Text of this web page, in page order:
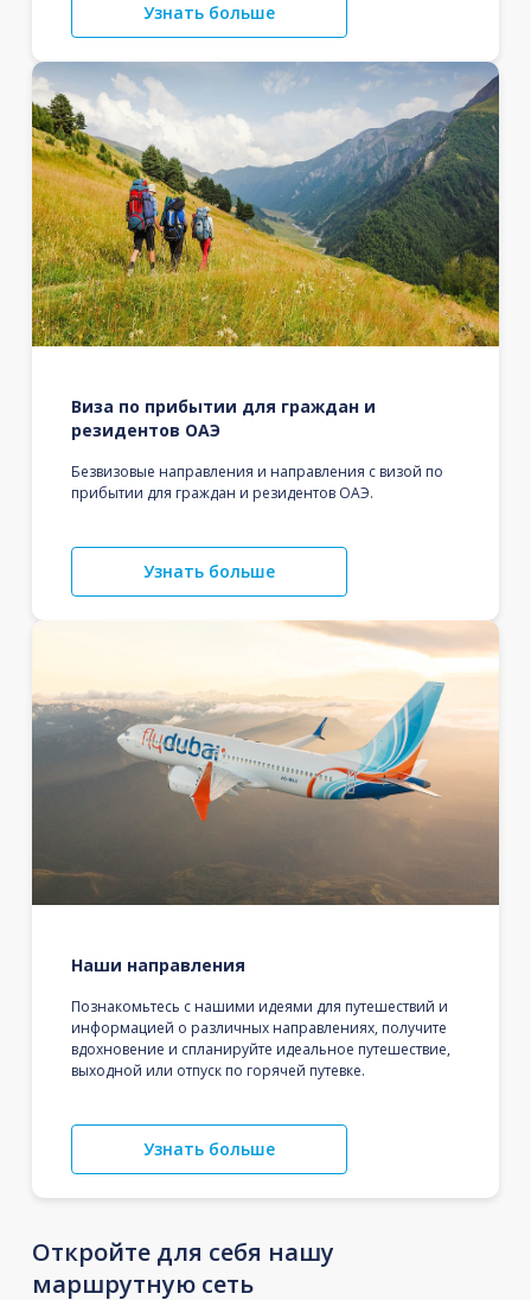
Узнать больше
Виза по прибытии для граждан и
резидентов ОАЭ
Безвизовые направления и направления с визой по
прибытии для граждан и резидентов ОАЭ.
Узнать больше
Наши направления
Познакомьтесь с нашими идеями для путешествий и
информацией о различных направлениях, получите
вдохновение и спланируйте идеальное путешествие,
выходной или отпуск по горячей путевке.
Узнать больше
Откройте для себя нашу
маршрутную сеть